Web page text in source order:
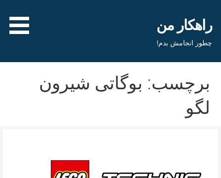
محتواراهکار من
چطور انجامش بدم!
برچسب: بوگاتی شیرون
لگو